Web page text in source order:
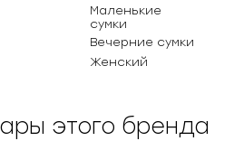
Маленькие
сумки
Вечерние сумки
Женский
этого бренда